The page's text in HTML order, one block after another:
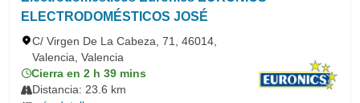
ELECTRODOMÉSTICOS JOSÉ
C/ Virgen De La Cabeza, 71, 46014,
Valencia, Valencia
Cierra en 2 h 39 mins
Distancia: 23.6 km